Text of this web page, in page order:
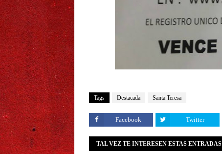
Tags Destacada Santa Teresa
Facebook Twitter
TAL VEZ TE INTERESEN ESTAS ENTRADAS